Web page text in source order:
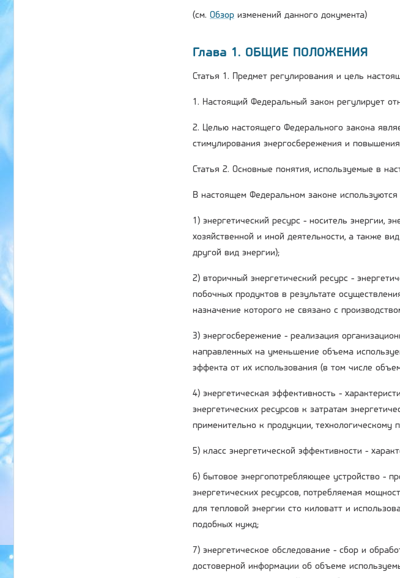
(см. Обзор изменений данного документа)
Глава 1. ОБЩИЕ ПОЛОЖЕНИЯ
Статья 1. Предмет регулирования и цель
1. Настоящий Федеральный закон регулирует
2. Целью настоящего Федерального закона
стимулирования энергосбережения и
Статья 2. Основные понятия, используемые в
В настоящем Федеральном законе
1) энергетический ресурс - носитель энергии,
хозяйственной и иной деятельности, а также
другой вид энергии);
2) вторичный энергетический ресурс -
побочных продуктов в результате
назначение которого не связано с
3) энергосбережение - реализация
направленных на уменьшение объема
эффекта от их использования (в том числе
4) энергетическая эффективность -
энергетических ресурсов к затратам
применительно к продукции, технологическому
5) класс энергетической эффективности -
6) бытовое энергопотребляющее устройство -
энергетических ресурсов, потребляемая
для тепловой энергии сто киловатт и
подобных нужд;
7) энергетическое обследование - сбор и
достоверной информации об объеме